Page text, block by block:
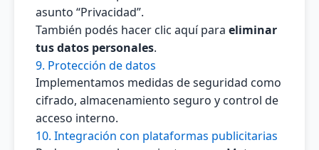
asunto “Privacidad”.
También podés hacer clic aquí para eliminar
tus datos personales.
9. Protección de datos
Implementamos medidas de seguridad como
cifrado, almacenamiento seguro y control de
acceso interno.
10. Integración con plataformas publicitarias